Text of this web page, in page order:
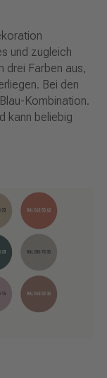
und zugleich
drei Farben aus,
Bei den
Kombination.
kann beliebig